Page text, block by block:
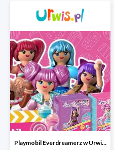
Playmobil Everdreamerz w Urwis.pl za 39,90 zł